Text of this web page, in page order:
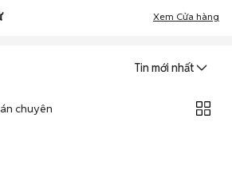
Xem Cửa hàng
Tin mới nhất
chuyên